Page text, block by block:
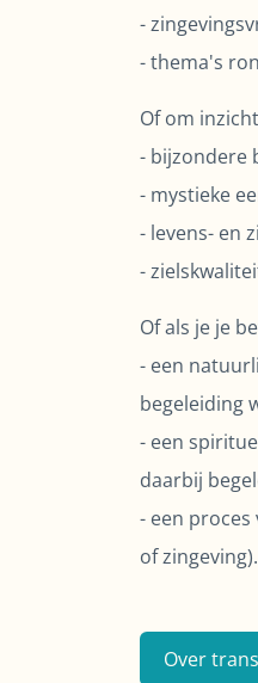
-
- thema's
Of om
- bijzondere
- mystieke
- levens- en
-
Of als je je
- een
begeleiding
- een
daarbij
- een
of zingeving).
Over